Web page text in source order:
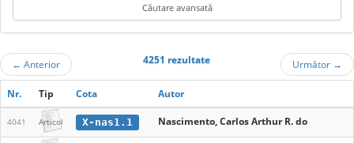
← Anterior 4251 rezultate Următor →
Nr. Tip Cota Autor
4041 Articol X-nas1.1 Nascimento, Carlos Arthur R. do